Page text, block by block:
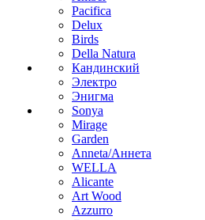
Pacifica
Delux
Birds
Della Natura
Кандинский
Электро
Энигма
Sonya
Mirage
Garden
Anneta/Аннета
WELLA
Alicante
Art Wood
Azzurro